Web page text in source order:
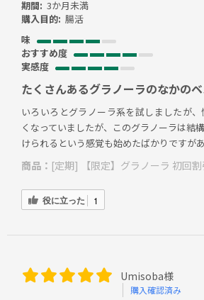
期間: 3か月未満
購入目的: 腸活
味
おすすめ度
実感度
たくさんあるグラノーラのなかの
いろいろとグラノーラ系を試しましたが
くなっていましたが、このグラノーラは結
けられるという感覚も始めたばかりですがあ
商品： [定期] 【限定】グラノーラ 初回
役に立った 1
Umisoba様
購入確認済み